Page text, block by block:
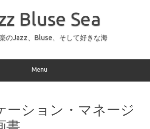
Bluse Sea
のJazz、Bluse、そして好きな海
Menu
ーション・マネージ
書